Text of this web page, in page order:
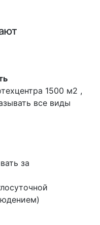
1500 м2 ,
все виды
за